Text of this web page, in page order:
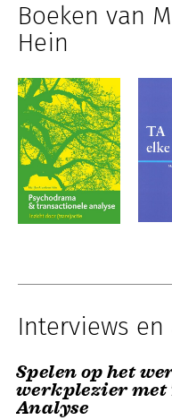
Boeken van
Hein
Interviews
Spelen op het
werkplezier
Analyse